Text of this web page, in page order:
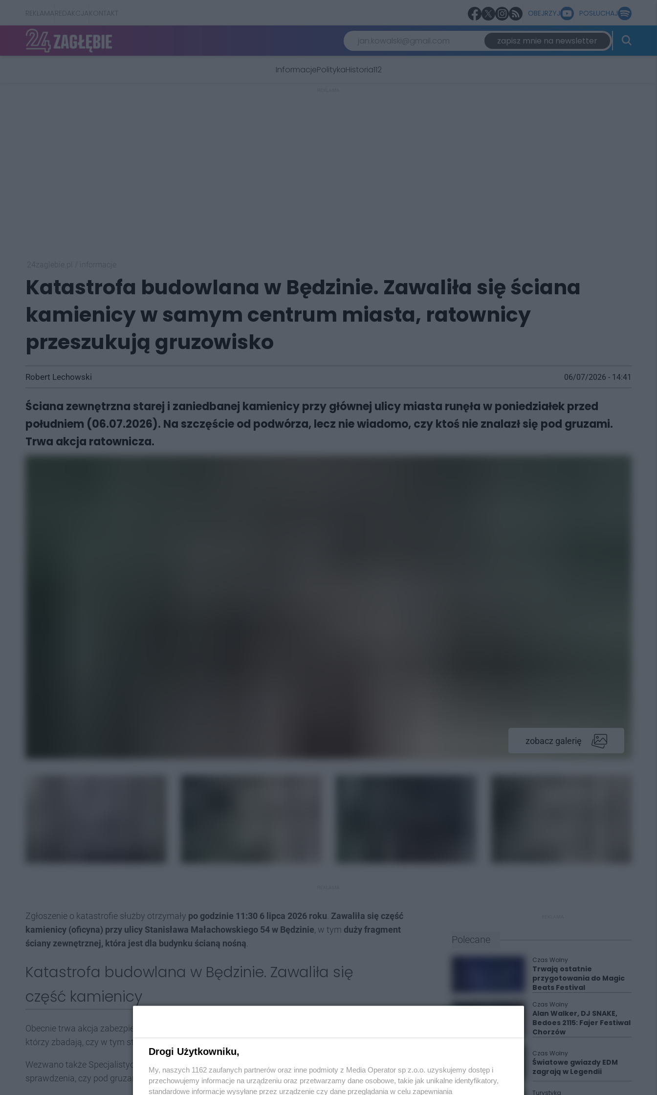
REKLAMAREDAKCJAKONTAKT OBEJRZYJ POSŁUCHAJ
zapisz mnie na newsletter
InformacjePolitykaHistoria112
Katastrofa budowlana w Będzinie. Zawaliła się ściana
kamienicy w samym centrum miasta, ratownicy
przeszukują gruzowisko
Robert Lechowski 06/07/2026 - 14:41
Ściana zewnętrzna starej i zaniedbanej kamienicy przy głównej ulicy miasta runęła w poniedziałek przed
południem (06.07.2026). Na szczęście od podwórza, lecz nie wiadomo, czy ktoś nie znalazł się pod gruzami.
Trwa akcja ratownicza.
zobacz galerię
Zgłoszenie o katastrofie służby otrzymały po godzinie 11:30 6 lipca 2026 roku Zawaliła się część
kamienicy (oficyna) przy ulicy Stanisława Małachowskiego 54 w Będzinie , w tym duży fragment
ściany zewnętrznej, która jest dla budynku ścianą nośną
Katastrofa budowlana w Będzinie. Zawaliła się
część kamienicy
Obecnie trwa akcja zabezpieczająca miejsce zdarzenia. Budynek zostanie poddany ocenie specjalistów,
którzy zbadają, czy w tym stanie istnieje zagrożenie zawalenia się kolejnych części.
Wezwano także Specjalistyczną Grupę Poszukiwawczo-Ratowniczą z Jastrzębia-Zdroju celem
sprawdzenia, czy pod gruzami nie znajdują się jacyś poszkodowani.
Polecane
Czas Wolny
Trwają ostatnie
przygotowania do Magic
Beats Festival
Czas Wolny
Alan Walker, DJ SNAKE,
Bedoes 2115: Fajer Festiwal
Chorzów
Czas Wolny
Światowe gwiazdy EDM
zagrają w Legendii
Turystyka
Drogi Użytkowniku,
My, naszych 1162 zaufanych partnerów oraz inne podmioty z Media Operator sp z.o.o. uzyskujemy dostęp i
przechowujemy informacje na urządzeniu oraz przetwarzamy dane osobowe, takie jak unikalne identyfikatory,
standardowe informacje wysyłane przez urządzenie czy dane przeglądania w celu zapewniania